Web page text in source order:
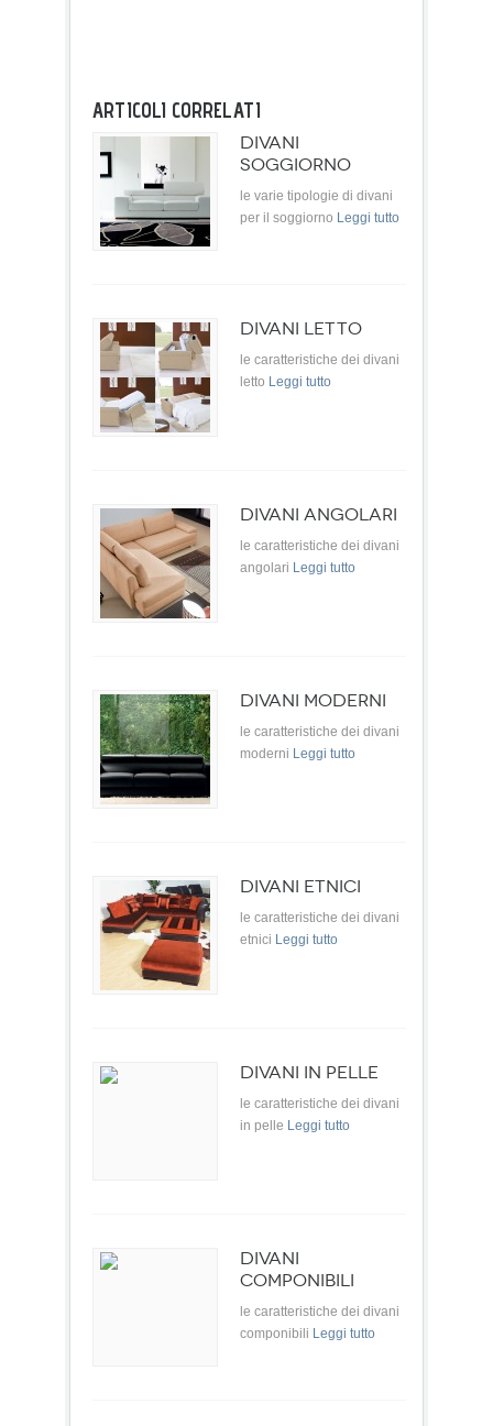
ARTICOLI CORRELATI
DIVANI
SOGGIORNO
le varie tipologie di divani
per il soggiorno Leggi tutto
DIVANI LETTO
le caratteristiche dei divani
letto Leggi tutto
DIVANI ANGOLARI
le caratteristiche dei divani
angolari Leggi tutto
DIVANI MODERNI
le caratteristiche dei divani
moderni Leggi tutto
DIVANI ETNICI
le caratteristiche dei divani
etnici Leggi tutto
DIVANI IN PELLE
le caratteristiche dei divani
in pelle Leggi tutto
DIVANI
COMPONIBILI
le caratteristiche dei divani
componibili Leggi tutto